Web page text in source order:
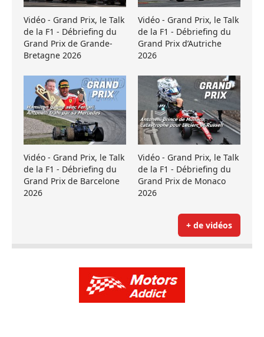
Vidéo - Grand Prix, le Talk
de la F1 - Débriefing du
Grand Prix de Grande-
Bretagne 2026
Vidéo - Grand Prix, le Talk
de la F1 - Débriefing du
Grand Prix d’Autriche
2026
Vidéo - Grand Prix, le Talk
de la F1 - Débriefing du
Grand Prix de Barcelone
2026
Vidéo - Grand Prix, le Talk
de la F1 - Débriefing du
Grand Prix de Monaco
2026
+ de vidéos